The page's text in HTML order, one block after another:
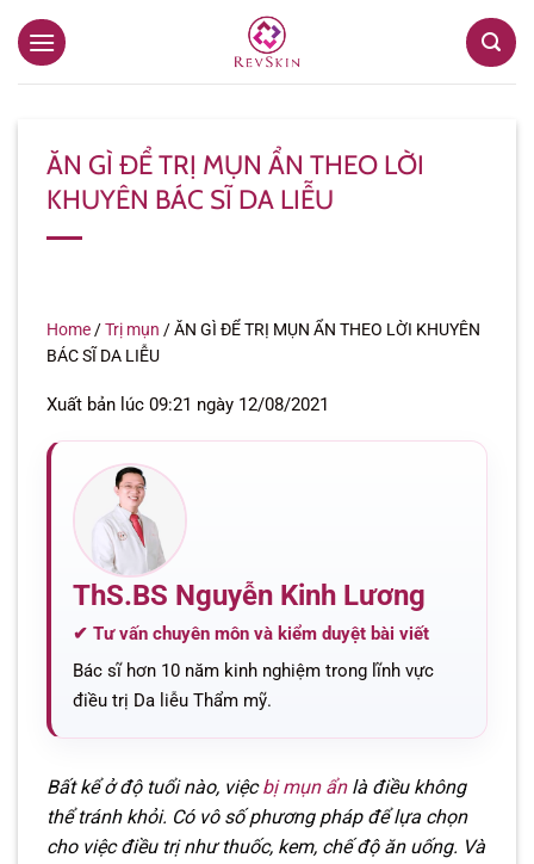
qua
ĂN GÌ ĐỂ TRỊ MỤN ẨN THEO LỜI
KHUYÊN BÁC SĨ DA LIỄU
Home /Trị mụn /ĂN GÌ ĐỂ TRỊ MỤN ẨN THEO LỜI KHUYÊN
BÁC SĨ DA LIỄU
Xuất bản lúc 09:21 ngày 12/08/2021
ThS.BS Nguyễn Kinh Lương
✔ Tư vấn chuyên môn và kiểm duyệt bài viết
Bác sĩ hơn 10 năm kinh nghiệm trong lĩnh vực
điều trị Da liễu Thẩm mỹ.
Bất kể ở độ tuổi nào, việcbị mụn ẩnlà điều không
thể tránh khỏi. Có vô số phương pháp để lựa chọn
cho việc điều trị như thuốc, kem, chế độ ăn uống. Và